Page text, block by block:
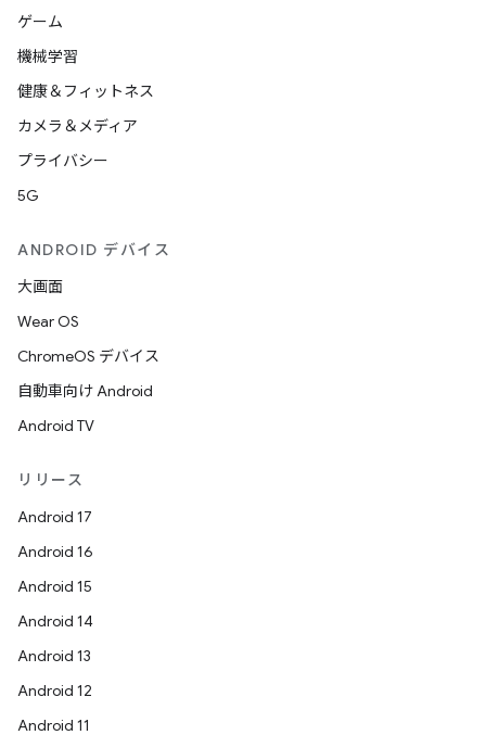
ゲーム
機械学習
健康＆フィットネス
カメラ＆メディア
プライバシー
5G
ANDROID デバイス
大画面
Wear OS
ChromeOS デバイス
自動車向け Android
Android TV
リリース
Android 17
Android 16
Android 15
Android 14
Android 13
Android 12
Android 11